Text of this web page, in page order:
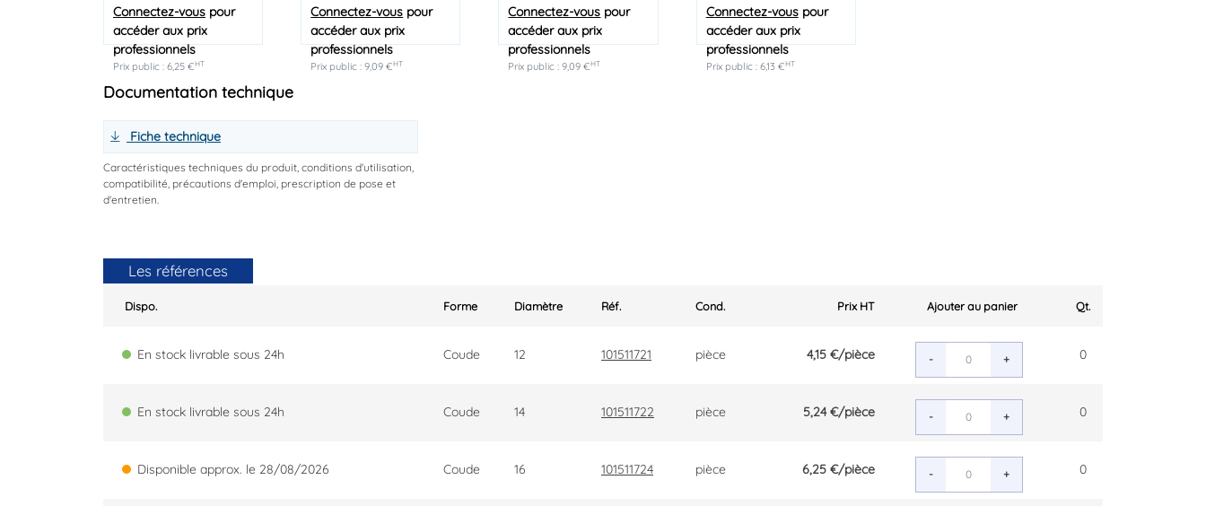
Connectez-vous pour
accéder aux prix
professionnels
Prix public : 6,25 €HT
Connectez-vous pour
accéder aux prix
professionnels
Prix public : 9,09 €HT
Connectez-vous pour
accéder aux prix
professionnels
Prix public : 9,09 €HT
Connectez-vouspour
accéder aux prix
professionnels
Prix public : 6,13 €HT
Documentation technique
Fiche technique
Caractéristiques techniques du produit, conditions d'utilisation,
compatibilité, précautions d'emploi, prescription de pose et
d'entretien.
Les références
Dispo. Forme Diamètre Réf. Cond. Prix HT Ajouter au panier Qt.
En stock livrable sous 24h Coude 12 101511721 pièce 4,15 €/pièce - + 0
En stock livrable sous 24h Coude 14 101511722 pièce 5,24 €/pièce - + 0
Disponible approx. le 28/08/2026 Coude 16 101511724 pièce 6,25 €/pièce - + 0